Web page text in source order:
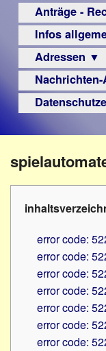
Anträge -
Archiv
Urteile
Infos
Schule
–
Beruf
Hilfsmittel
-
PC
Adressen ▼
Reha-
Lehrer
Verbände
error code:
error code:
error code:
error code:
error code:
error code:
error code: